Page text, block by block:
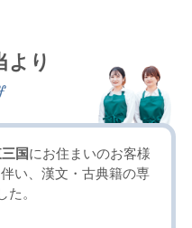
より
国にお住まいのお客様
い、漢文・古典籍の専
。